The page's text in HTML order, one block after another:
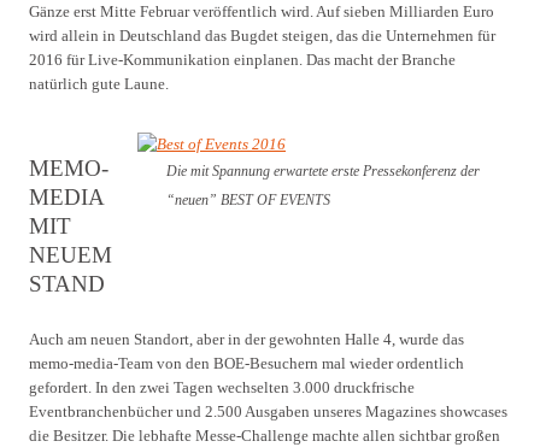
Gänze erst Mitte Februar veröffentlich wird. Auf sieben Milliarden Euro
wird allein in Deutschland das Bugdet steigen, das die Unternehmen für
2016 für Live-Kommunikation einplanen. Das macht der Branche
natürlich gute Laune.
Die mit Spannung erwartete erste Pressekonferenz der
“neuen” BEST OF EVENTS
MEMO-
MEDIA
MIT
NEUEM
STAND
Auch am neuen Standort, aber in der gewohnten Halle 4, wurde das
memo-media-Team von den BOE-Besuchern mal wieder ordentlich
gefordert. In den zwei Tagen wechselten 3.000 druckfrische
Eventbranchenbücher und 2.500 Ausgaben unseres Magazines showcases
die Besitzer. Die lebhafte Messe-Challenge machte allen sichtbar großen